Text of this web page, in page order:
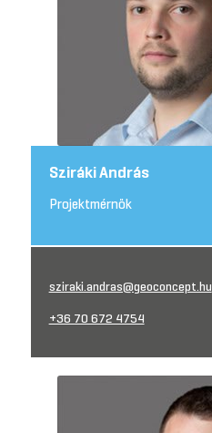
Sziráki András
Projektmérnök
sziraki.andras@geoconcept.hu
+36 70 672 4754